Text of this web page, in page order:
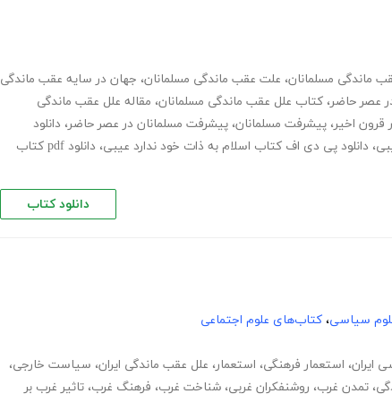
ماندگی مسلمانان، علت عقب ماندگی مسلمانان، جهان در سایه عقب ماندگی
عصر حاضر، کتاب علل عقب ماندگی مسلمانان، مقاله علل عقب ماندگی
قرون اخیر، پیشرفت مسلمانان، پیشرفت مسلمانان در عصر حاضر، دانلود
، دانلود پی دی اف کتاب اسلام به ذات خود ندارد عیبی،
دانلود pdf کتاب
دانلود کتاب
سیاسی، کتاب‌های علوم اجتماعی
ایران، استعمار فرهنگی، استعمار، علل عقب ماندگی ایران، سیاست خارجی،
، تمدن غرب، روشنفکران غربی، شناخت غرب، فرهنگ غرب، تاثیر غرب بر